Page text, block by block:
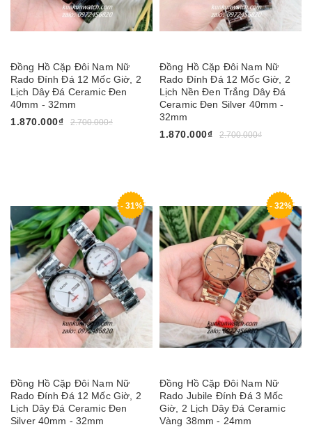
Đồng Hồ Cặp Đôi Nam Nữ
Rado Đính Đá 12 Mốc Giờ, 2
Lịch Dây Đá Ceramic Đen
40mm - 32mm
1.870.000₫
2.700.000₫
Đồng Hồ Cặp Đôi Nam Nữ
Rado Đính Đá 12 Mốc Giờ, 2
Lịch Nền Đen Trắng Dây Đá
Ceramic Đen Silver 40mm -
32mm
1.870.000₫
2.700.000₫
- 31%
Đồng Hồ Cặp Đôi Nam Nữ
Rado Đính Đá 12 Mốc Giờ, 2
Lịch Dây Đá Ceramic Đen
Silver 40mm - 32mm
- 32%
Đồng Hồ Cặp Đôi Nam Nữ
Rado Jubile Đính Đá 3 Mốc
Giờ, 2 Lịch Dây Đá Ceramic
Vàng 38mm - 24mm